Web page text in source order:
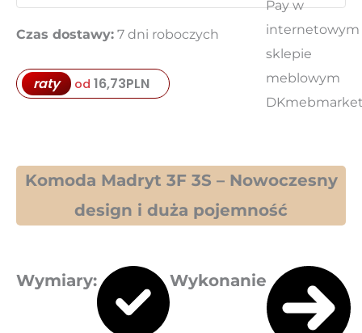
Szufladami
Madryt
3S
Czas dostawy: 7 dni roboczych
raty od 16,73PLN
Komoda Madryt 3F 3S – Nowoczesny
design i duża pojemność
Wymiary: Wykonanie